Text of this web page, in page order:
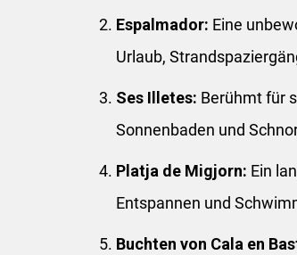
Espalmador: Eine
Urlaub,
Ses Illetes: Berühmt für
Sonnenbaden und
Platja de Migjorn: Ein
Entspannen und
Buchten von Cala en